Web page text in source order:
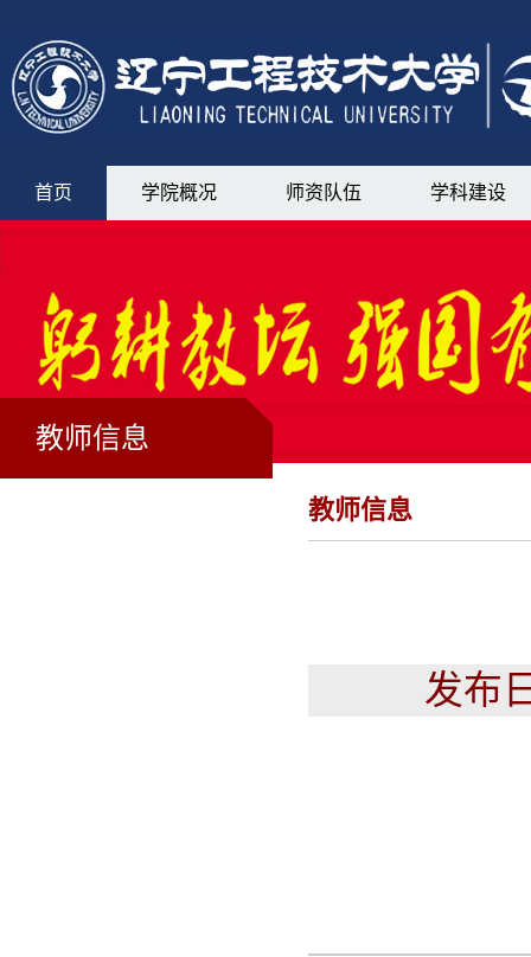
首页 学院概况 师资队伍 学科建设
教师信息
教师信息
发布